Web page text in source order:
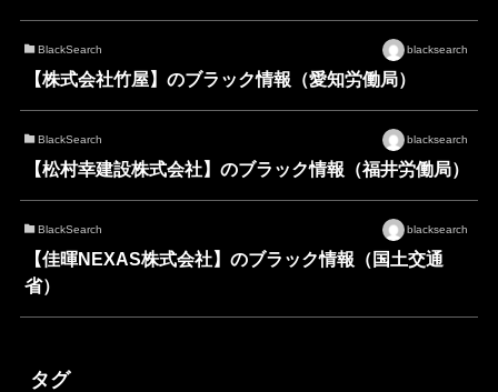
BlackSearch blacksearch
【株式会社竹屋】のブラック情報（愛知労働局）
BlackSearch blacksearch
【松村幸建設株式会社】のブラック情報（福井労働局）
BlackSearch blacksearch
【佳暉NEXAS株式会社】のブラック情報（国土交通
省）
タグ